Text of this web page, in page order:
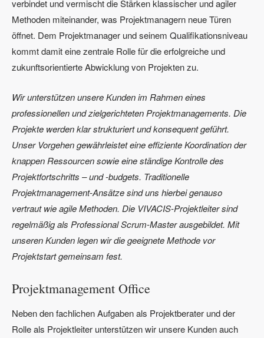
verbindet und vermischt die Stärken klassischer und agiler
Methoden miteinander, was Projektmanagern neue Türen
öffnet. Dem Projektmanager und seinem Qualifikationsniveau
kommt damit eine zentrale Rolle für die erfolgreiche und
zukunftsorientierte Abwicklung von Projekten zu.
Wir unterstützen unsere Kunden im Rahmen eines
professionellen und zielgerichteten Projektmanagements. Die
Projekte werden klar strukturiert und konsequent geführt.
Unser Vorgehen gewährleistet eine effiziente Koordination der
knappen Ressourcen sowie eine ständige Kontrolle des
Projektfortschritts – und -budgets. Traditionelle
Projektmanagement-Ansätze sind uns hierbei genauso
vertraut wie agile Methoden. Die VIVACIS-Projektleiter sind
regelmäßigals Professional Scrum-Master ausgebildet. Mit
unseren Kunden legen wir die geeignete Methode vor
Projektstart gemeinsam fest.
Projektmanagement Office
Neben den fachlichen Aufgaben als Projektberater und der
Rolle als Projektleiter unterstützen wir unsere Kunden auch